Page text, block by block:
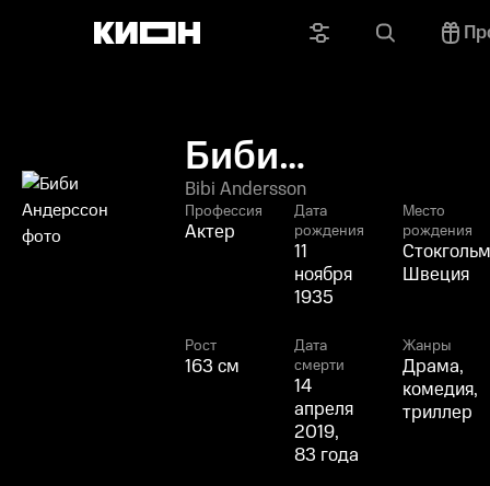
Биби
Андерссон
Bibi Andersson
Профессия
Актер
Дата
рождения
11
ноября
1935
Место
рождения
Швеция
Рост
163 см
Дата
смерти
14
апреля
2019,
83 года
Жанры
Драма,
комедия,
триллер